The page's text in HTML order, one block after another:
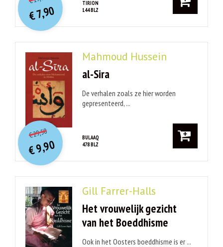
TIRION
144 BLZ
prijs
was:
€ 19,95.
€7,90
prijs
is:
€ 7,90.
Mahmoud Hussein
al-Sira
De verhalen zoals ze hier worden
gepresenteerd, ...
BULAAQ
478 BLZ
€29,50O
orspr
onkelijke
prijs
was:
€ 29,50.
€9,90
Huidige
prijs
is:
€ 9,90.
Gill Farrer-Halls
Het vrouwelijk gezicht
van het Boeddhisme
Ook in het Oosters boeddhisme is er ...